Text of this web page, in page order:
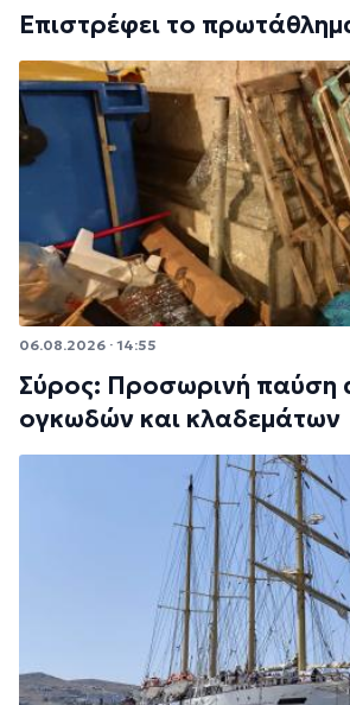
Επιστρέφει το
06.08.2026 · 14:55
Σύρος: Προσωρινή παύση
ογκωδών και κλαδεμάτων